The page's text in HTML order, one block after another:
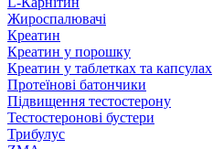
Жироспалювачі
Креатин
Креатин у порошку
Креатин у таблетках та капсулах
Протеїнові батончики
Підвищення тестостерону
Тестостеронові бустери
Трибулус